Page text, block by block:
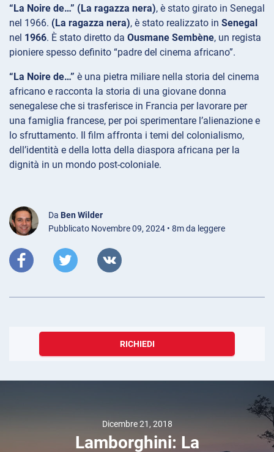
“La Noire de…” (La ragazza nera), è stato girato in Senegal
nel 1966. (La ragazza nera), è stato realizzato in Senegal
nel 1966. È stato diretto da Ousmane Sembène, un regista
pioniere spesso definito “padre del cinema africano”.
“La Noire de…” è una pietra miliare nella storia del cinema
africano e racconta la storia di una giovane donna
senegalese che si trasferisce in Francia per lavorare per
una famiglia francese, per poi sperimentare l’alienazione e
lo sfruttamento. Il film affronta i temi del colonialismo,
dell’identità e della lotta della diaspora africana per la
dignità in un mondo post-coloniale.
Da Ben Wilder
Pubblicato Novembre 09, 2024 • 8m da leggere
RICHIEDI
Dicembre 21, 2018
Lamborghini: La